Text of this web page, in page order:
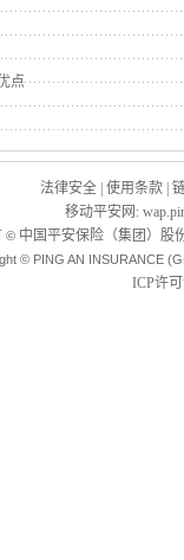
点
法律安全 使用条款
移动平安网 :
©中国平安保险（集团）股
© PING AN INSURANCE
ICP许